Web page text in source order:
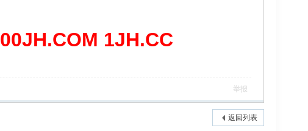
1JH.CC
举报
返回列表